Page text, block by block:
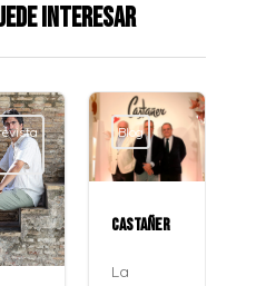
interesar
Blog
CASTAÑER
La